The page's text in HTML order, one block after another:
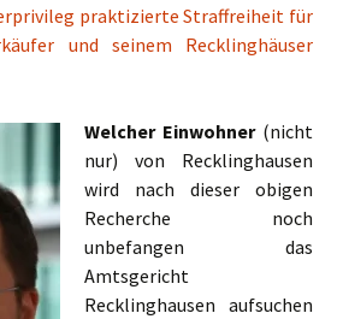
praktizierte Straffreiheit für
und seinem Recklinghäuser
Welcher Einwohner(nicht
nur) von Recklinghausen
wird nach dieser obigen
Recherche noch
unbefangen das
Amtsgericht
Recklinghausen aufsuchen